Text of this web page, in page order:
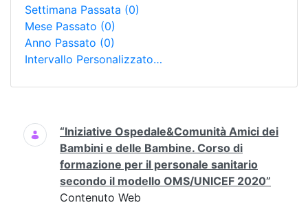
Settimana Passata (0)
Mese Passato (0)
Anno Passato (0)
Intervallo Personalizzato…
Ricerca
“Iniziative Ospedale&Comunità Amici dei
Bambini e delle Bambine. Corso di
formazione per il personale sanitario
secondo il modello OMS/UNICEF 2020”
Contenuto Web